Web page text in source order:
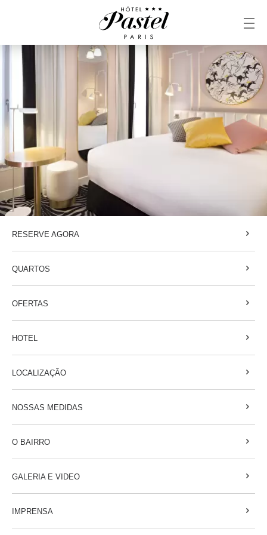
RESERVE AGORA
QUARTOS
OFERTAS
HOTEL
LOCALIZAÇÃO
NOSSAS MEDIDAS
O BAIRRO
GALERIA E VIDEO
IMPRENSA